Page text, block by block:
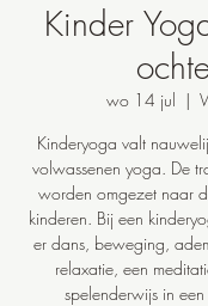
Kinder
wo 14 jul
  |
Kinderyoga valt
volwassenen yoga. De
worden omgezet naar
kinderen. Bij een
er dans, beweging,
relaxatie, een
spelenderwijs in